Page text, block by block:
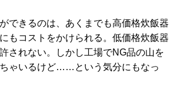
できるのは、あくまでも高価格炊飯器
もコストをかけられる。低価格炊飯器
されない。しかし工場でNG品の山を
ゃいるけど……という気分にもなっ